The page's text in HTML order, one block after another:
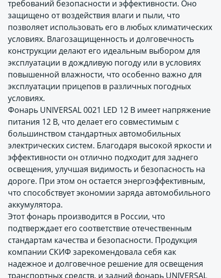
требований безопасности и эффективности. Оно
защищено от воздействия влаги и пыли, что
позволяет использовать его в любых климатических
условиях. Влагозащищенность и долговечность
конструкции делают его идеальным выбором для
эксплуатации в дождливую погоду или в условиях
повышенной влажности, что особенно важно для
эксплуатации прицепов в различных погодных
условиях.
Фонарь UNIVERSAL 0021 LED 12 В имеет напряжение
питания 12 В, что делает его совместимым с
большинством стандартных автомобильных
электрических систем. Благодаря высокой яркости и
эффективности он отлично подходит для заднего
освещения, улучшая видимость и безопасность на
дороге. При этом он остается энергоэффективным,
что способствует экономии заряда автомобильного
аккумулятора.
Этот фонарь производится в России, что
подтверждает его соответствие отечественным
стандартам качества и безопасности. Продукция
компании СКИФ зарекомендовала себя как
надежное и долговечное решение для освещения
транспортных средств, и задний фонарь UNIVERSAL